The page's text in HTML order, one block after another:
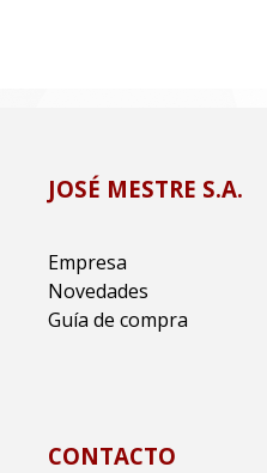
JOSÉ MESTRE S.A.
Empresa
Novedades
Guía de compra
CONTACTO